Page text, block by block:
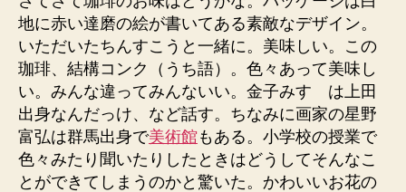
地に赤い達磨の絵が書いてある素敵なデザイン。
いただいたちんすこうと一緒に。美味しい。この
珈琲、結構コンク（うち語）。色々あって美味し
い。みんな違ってみんないい。金子みすゞは上田
出身なんだっけ、など話す。ちなみに画家の星野
富弘は群馬出身で美術館もある。小学校の授業で
色々みたり聞いたりしたときはどうしてそんなこ
とができてしまうのかと驚いた。かわいいお花の